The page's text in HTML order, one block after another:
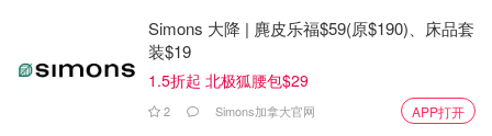
Simons 大降 | 麂皮乐福$59(原$190)、床品套
装$19
1.5折起 北极狐腰包$29
2 Simons加拿大官网 APP打开